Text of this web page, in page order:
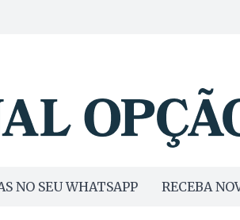
NO SEU WHATSAPP RECEBA